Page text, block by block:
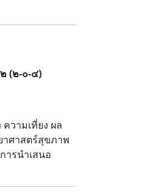
๒(๒-๐-๔)
วามเที่ยง ผล
าศาสตร์สุขภาพ
ารนำเสนอ